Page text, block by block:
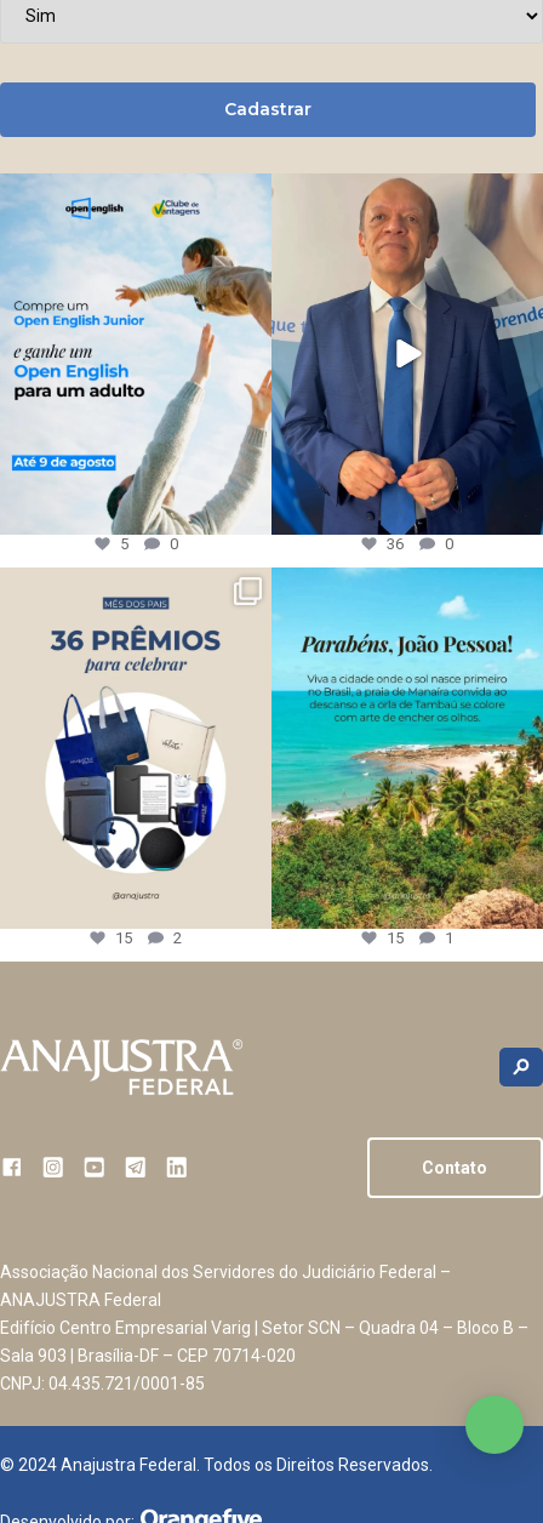
Cadastrar
5 0 36 0
15 2 15 1
Contato
Associação Nacional dos Servidores do Judiciário Federal –
ANAJUSTRA Federal
Edifício Centro Empresarial Varig | Setor SCN – Quadra 04 – Bloco B –
Sala 903 | Brasília-DF – CEP 70714-020
CNPJ: 04.435.721/0001-85
© 2024 Anajustra Federal. Todos os Direitos Reservados.